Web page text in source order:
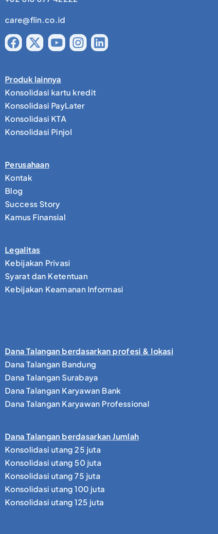
care@flin.co.id
Produk lainnya
Konsolidasi kartu kredit
Konsolidasi PayLater
Konsolidasi KTA
Konsolidasi Pinjol
Perusahaan
Kontak
Blog
Success Story
Kamus Finansial
Legalitas
Kebijakan Privasi
Syarat dan Ketentuan
Kebijakan Keamanan Informasi
Dana Talangan berdasarkan profesi & lokasi
Dana Talangan Bandung
Dana Talangan Surabaya
Dana Talangan Karyawan Bank
Dana Talangan Karyawan Professional
Dana Talangan berdasarkan Jumlah
Konsolidasi utang 25 juta
Konsolidasi utang 50 juta
Konsolidasi utang 75 juta
Konsolidasi utang 100 juta
Konsolidasi utang 125 juta